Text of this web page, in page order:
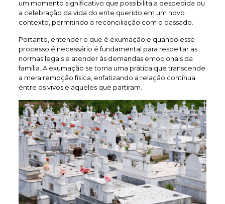
um momento significativo que possibilita a despedida ou
a celebração da vida do ente querido em um novo
contexto, permitindo a reconciliação com o passado.
Portanto, entender o que é exumação e quando esse
processo é necessário é fundamental para respeitar as
normas legais e atender às demandas emocionais da
família. A exumação se torna uma prática que transcende
a mera remoção física, enfatizando a relação contínua
entre os vivos e aqueles que partiram.